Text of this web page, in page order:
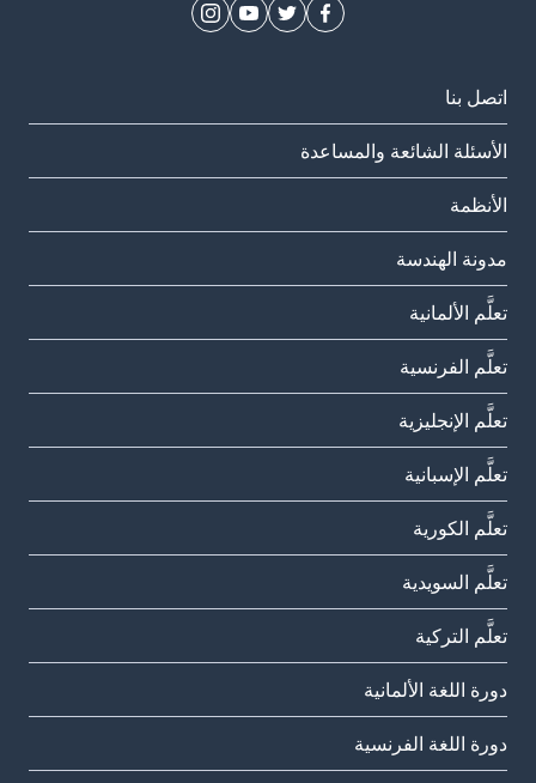
اتصل بنا
الأسئلة الشائعة والمساعدة
الأنظمة
مدونة الهندسة
تعلَّم الألمانية
تعلَّم الفرنسية
تعلَّم الإنجليزية
تعلَّم الإسبانية
تعلَّم الكورية
تعلَّم السويدية
تعلَّم التركية
دورة اللغة الألمانية
دورة اللغة الفرنسية